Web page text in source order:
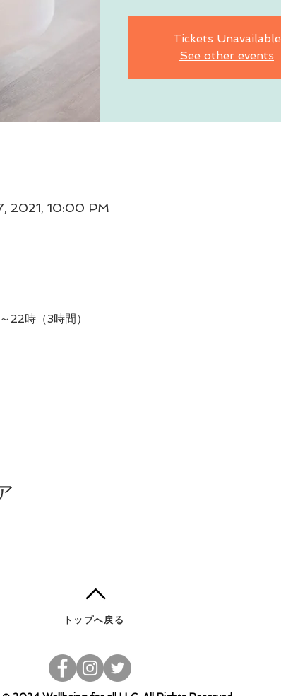
Tickets Unavailable
See other events
2021, 10:00 PM
22時（3時間）
トップへ戻る